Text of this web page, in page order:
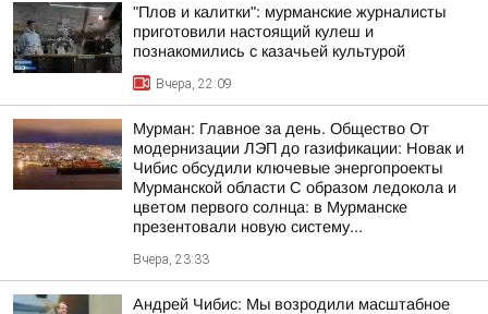
"Плов и калитки": мурманские журналисты
приготовили настоящий кулеш и
познакомились с казачьей культурой
Вчера, 22:09
Мурман: Главное за день. Общество От
модернизации ЛЭП до газификации: Новак и
Чибис обсудили ключевые энергопроекты
Мурманской области С образом ледокола и
цветом первого солнца: в Мурманске
презентовали новую систему...
Вчера, 23:33
Андрей Чибис: Мы возродили масштабное